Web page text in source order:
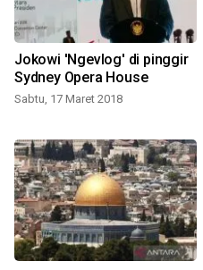
Jokowi 'Ngevlog' di pinggir
Sydney Opera House
Sabtu, 17 Maret 2018